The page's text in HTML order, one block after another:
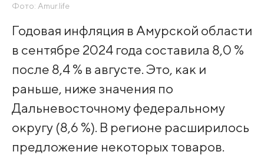
Фото: Amur.life
Годовая инфляция в Амурской области
в сентябре 2024 года составила 8,0 %
после 8,4 % в августе. Это, как и
раньше, ниже значения по
Дальневосточному федеральному
округу (8,6 %). В регионе расширилось
предложение некоторых товаров.